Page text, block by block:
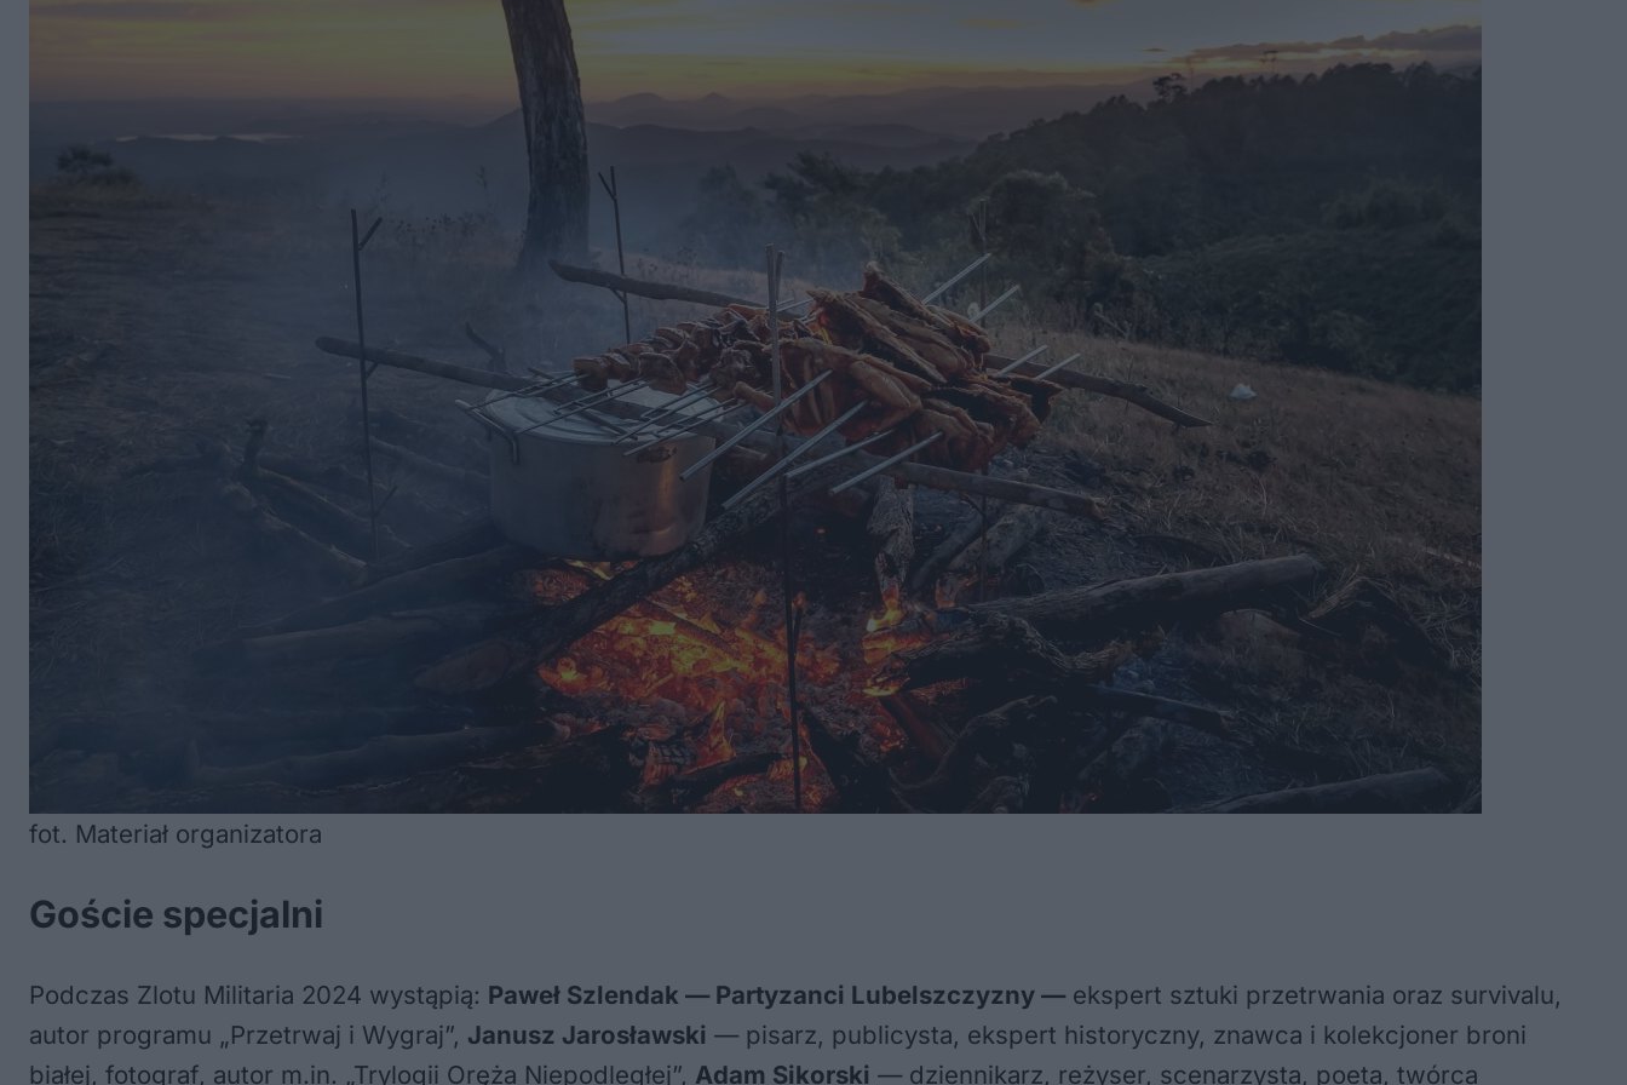
fot. Materiał organizatora
Goście specjalni
Podczas Zlotu Militaria 2024 wystąpią: Paweł Szlendak — Partyzanci Lubelszczyzny —ekspert sztuki przetrwania oraz survivalu,
autor programu „Przetrwaj i Wygraj”, Janusz Jarosławski — pisarz, publicysta, ekspert historyczny, znawca i kolekcjoner broni
białej, fotograf, autor m.in. „Trylogii Oręża Niepodległej”, Adam Sikorski — dziennikarz, reżyser, scenarzysta, poeta, twórca